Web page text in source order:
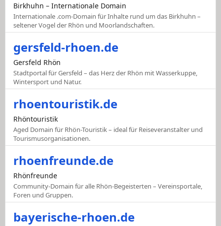
Birkhuhn – Internationale Domain
Internationale .com-Domain für Inhalte rund um das Birkhuhn –
seltener Vogel der Rhön und Moorlandschaften.
gersfeld-rhoen.de
Gersfeld Rhön
Stadtportal für Gersfeld – das Herz der Rhön mit Wasserkuppe,
Wintersport und Natur.
rhoentouristik.de
Rhöntouristik
Aged Domain für Rhön-Touristik – ideal für Reiseveranstalter und
Tourismusorganisationen.
rhoenfreunde.de
Rhönfreunde
Community-Domain für alle Rhön-Begeisterten – Vereinsportale,
Foren und Gruppen.
bayerische-rhoen.de